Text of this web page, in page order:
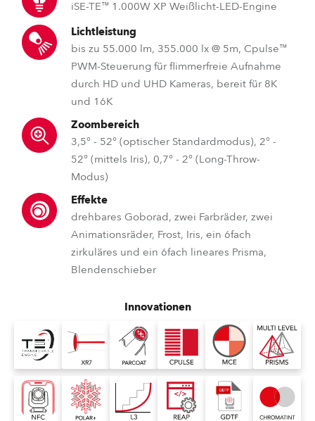
iSE-TE™ 1.000W XP Weißlicht-LED-Engine
Lichtleistung
bis zu 55.000 lm, 355.000 lx @ 5m, Cpulse™
PWM-Steuerung für flimmerfreie Aufnahme
durch HD und UHD Kameras, bereit für 8K
und 16K
Zoombereich
3,5° - 52° (optischer Standardmodus), 2° -
52° (mittels Iris), 0,7° - 2° (Long-Throw-
Modus)
Effekte
drehbares Goborad, zwei Farbräder, zwei
Animationsräder, Frost, Iris, ein 6fach
zirkuläres und ein 6fach lineares Prisma,
Blendenschieber
Innovationen